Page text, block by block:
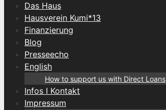
Das Haus
Hausverein Kumi*13
Finanzierung
Blog
Presseecho
English
How to support us with Direct Loans
Infos I Kontakt
Impressum